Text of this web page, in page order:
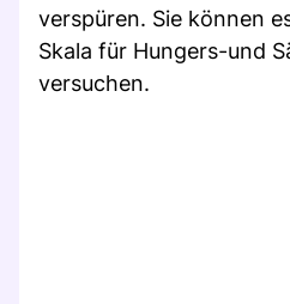
verspüren. Sie können
Skala für Hungers-und
versuchen.